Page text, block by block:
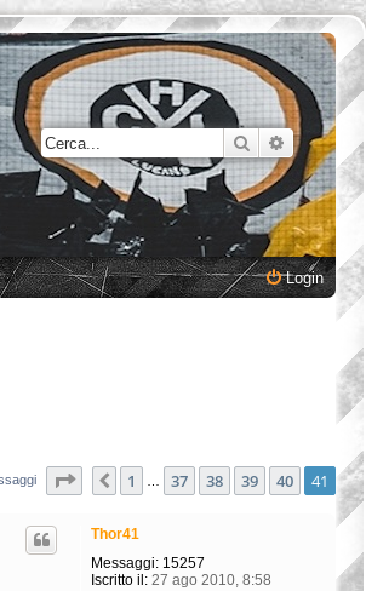
Cerca Ricerca
Login
Pagina41 41
Precedente
1 37 38 39 40 41
Thor41
Messaggi: 15257
Iscritto il: 27 ago 2010, 8:58